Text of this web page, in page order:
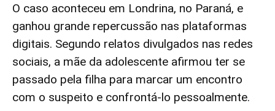
O caso aconteceu em Londrina, no Paraná, e
ganhou grande repercussão nas plataformas
digitais. Segundo relatos divulgados nas redes
sociais, a mãe da adolescente afirmou ter se
passado pela filha para marcar um encontro
com o suspeito e confrontá-lo pessoalmente.